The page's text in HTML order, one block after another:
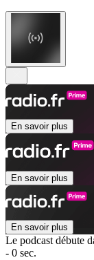
En savoir plus
En savoir plus
En savoir plus
Le podcast débute
- 0 sec.